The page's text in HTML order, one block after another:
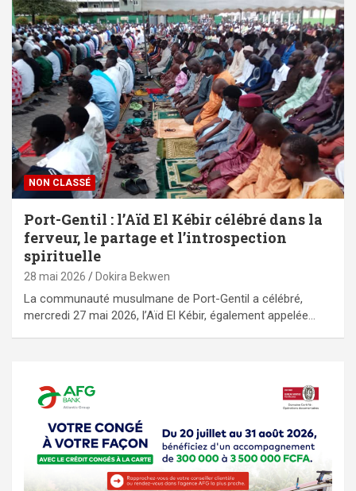
NON CLASSÉ
Port-Gentil : l’Aïd El Kébir célébré dans la
ferveur, le partage et l’introspection
spirituelle
28 mai 2026 Dokira Bekwen
La communauté musulmane de Port-Gentil a célébré,
mercredi 27 mai 2026, l’Aïd El Kébir, également appelée…